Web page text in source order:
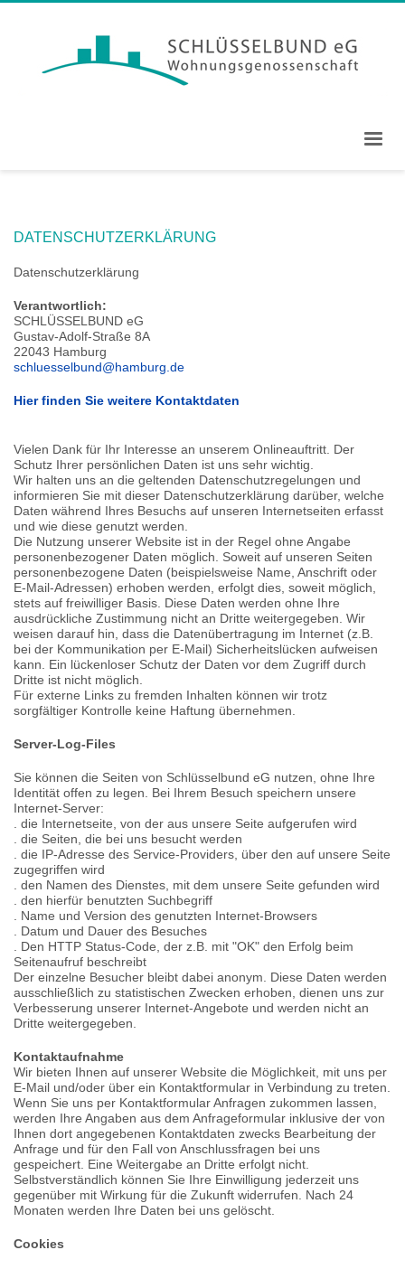
DATENSCHUTZERKLÄRUNG
Datenschutzerklärung
Verantwortlich:
SCHLÜSSELBUND eG
Gustav-Adolf-Straße 8A
22043 Hamburg
schluesselbund@hamburg.de
Hier finden Sie weitere Kontaktdaten
Vielen Dank für Ihr Interesse an unserem Onlineauftritt. Der
Schutz Ihrer persönlichen Daten ist uns sehr wichtig.
Wir halten uns an die geltenden Datenschutzregelungen und
informieren Sie mit dieser Datenschutzerklärung darüber, welche
Daten während Ihres Besuchs auf unseren Internetseiten erfasst
und wie diese genutzt werden.
Die Nutzung unserer Website ist in der Regel ohne Angabe
personenbezogener Daten möglich. Soweit auf unseren Seiten
personenbezogene Daten (beispielsweise Name, Anschrift oder
E-Mail-Adressen) erhoben werden, erfolgt dies, soweit möglich,
stets auf freiwilliger Basis. Diese Daten werden ohne Ihre
ausdrückliche Zustimmung nicht an Dritte weitergegeben. Wir
weisen darauf hin, dass die Datenübertragung im Internet (z.B.
bei der Kommunikation per E-Mail) Sicherheitslücken aufweisen
kann. Ein lückenloser Schutz der Daten vor dem Zugriff durch
Dritte ist nicht möglich.
Für externe Links zu fremden Inhalten können wir trotz
sorgfältiger Kontrolle keine Haftung übernehmen.
Server-Log-Files
Sie können die Seiten von Schlüsselbund eG nutzen, ohne Ihre
Identität offen zu legen. Bei Ihrem Besuch speichern unsere
Internet-Server:
. die Internetseite, von der aus unsere Seite aufgerufen wird
. die Seiten, die bei uns besucht werden
. die IP-Adresse des Service-Providers, über den auf unsere Seite
zugegriffen wird
. den Namen des Dienstes, mit dem unsere Seite gefunden wird
. den hierfür benutzten Suchbegriff
. Name und Version des genutzten Internet-Browsers
. Datum und Dauer des Besuches
. Den HTTP Status-Code, der z.B. mit "OK" den Erfolg beim
Seitenaufruf beschreibt
Der einzelne Besucher bleibt dabei anonym. Diese Daten werden
ausschließlich zu statistischen Zwecken erhoben, dienen uns zur
Verbesserung unserer Internet-Angebote und werden nicht an
Dritte weitergegeben.
Kontaktaufnahme
Wir bieten Ihnen auf unserer Website die Möglichkeit, mit uns per
E-Mail und/oder über ein Kontaktformular in Verbindung zu treten.
Wenn Sie uns per Kontaktformular Anfragen zukommen lassen,
werden Ihre Angaben aus dem Anfrageformular inklusive der von
Ihnen dort angegebenen Kontaktdaten zwecks Bearbeitung der
Anfrage und für den Fall von Anschlussfragen bei uns
gespeichert. Eine Weitergabe an Dritte erfolgt nicht.
Selbstverständlich können Sie Ihre Einwilligung jederzeit uns
gegenüber mit Wirkung für die Zukunft widerrufen. Nach 24
Monaten werden Ihre Daten bei uns gelöscht.
Cookies